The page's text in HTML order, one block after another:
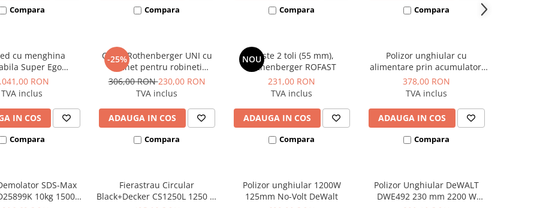
Compara Compara Compara Compara
cu menghina
Super Ego
RON
TVA inclus
IN COS
Compara
-25%
Cheie Rothenberger UNI cu
clichet pentru robineti
radiator si fitinguri de
legatura
306,00 RON230,00 RON
TVA inclus
ADAUGA IN COS
Compara
NOU
Cleste 2 toli (55 mm),
Rothenberger ROFAST
231,00 RON
TVA inclus
ADAUGA IN COS
Compara
Polizor unghiular cu
alimentare prin acumulator,
fara acumulator inclus,
Hyundai model HY-AG 180-125
378,00 RON
TVA inclus
ADAUGA IN COS
Compara
SDS-Max
10kg 1500W
Fierastrau Circular
Black+Decker CS1250L 1250 W
Polizor unghiular 1200W
125mm No-Volt DeWalt
Polizor Unghiular DeWALT
DWE492 230 mm 2200 W